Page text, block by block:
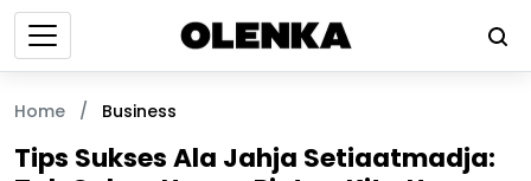
Home / Business
Tips Sukses Ala Jahja Setiaatmadja: